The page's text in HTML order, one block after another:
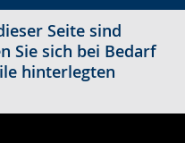
Seite sind
Sie sich bei Bedarf
hinterlegten